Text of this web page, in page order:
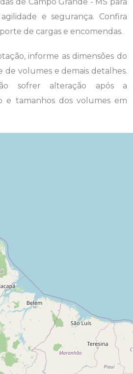
e segurança. Confira
de cargas e encomendas.
informe as dimensões do
de volumes e demais detalhes.
sofrer alteração após a
e tamanhos dos volumes em